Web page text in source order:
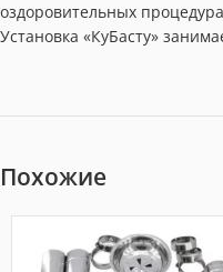
оздоровительных
Установка «КуБасту»
Похожие